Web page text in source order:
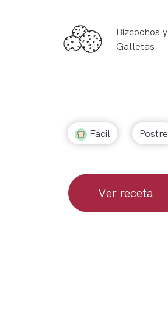
Bizcochos y
Galletas
Fácil Postre
Ver receta